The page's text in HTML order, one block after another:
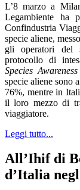
L’8 marzo a
Legambiente ha
Confindustria
specie aliene,
gli operatori del
protocollo di
Species
specie aliene sono
76%, mentre in
il loro mezzo di
viaggiatore.
Leggi tutto...
All’Ihif di
d’Italia